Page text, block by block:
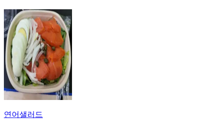
연어샐러드